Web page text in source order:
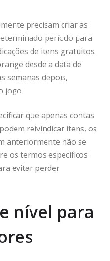
precisam criar as
período para
de itens gratuitos.
desde a data de
semanas depois,
jogo.
que apenas contas
reivindicar itens, os
anteriormente não se
os termos específicos
evitar perder
nível para